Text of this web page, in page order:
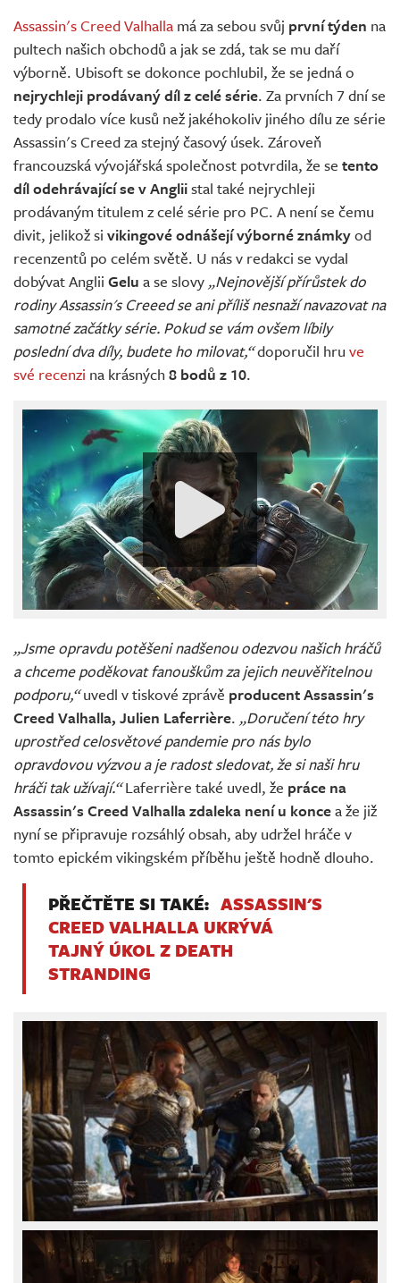
Živě
Assassin's Creed Valhalla má za sebou svůj první týden na
pultech našich obchodů a jak se zdá, tak se mu daří
výborně. Ubisoft se dokonce pochlubil, že se jedná o
nejrychleji prodávaný díl z celé série. Za prvních 7 dní se
tedy prodalo více kusů než jakéhokoliv jiného dílu ze série
Assassin's Creed za stejný časový úsek. Zároveň
francouzská vývojářská společnost potvrdila, že se tento
díl odehrávající se v Angliistal také nejrychleji
prodávaným titulem z celé série pro PC. A není se čemu
divit, jelikož si vikingové odnášejí výborné známkyod
recenzentů po celém světě. U nás v redakci se vydal
dobývat Anglii Gelu a se slovy „Nejnovější přírůstek do
rodiny Assassin's Creeed se ani příliš nesnaží navazovat na
samotné začátky série. Pokud se vám ovšem líbily
poslední dva díly, budete ho milovat,“doporučil hru ve
své recenzi na krásných 8 bodů z 10.
„Jsme opravdu potěšeni nadšenou odezvou našich hráčů
a chceme poděkovat fanouškům za jejich neuvěřitelnou
podporu,“uvedl v tiskové zprávě producent Assassin's
Creed Valhalla, Julien Laferrière. „Doručení této hry
uprostřed celosvětové pandemie pro nás bylo
opravdovou výzvou a je radost sledovat, že si naši hru
hráči tak užívají.“Laferrière také uvedl, že práce na
Assassin's Creed Valhalla zdaleka není u koncea že již
nyní se připravuje rozsáhlý obsah, aby udržel hráče v
tomto epickém vikingském příběhu ještě hodně dlouho.
PŘEČTĚTE SI TAKÉ: ASSASSIN'S
CREED VALHALLA UKRÝVÁ
TAJNÝ ÚKOL Z DEATH
STRANDING